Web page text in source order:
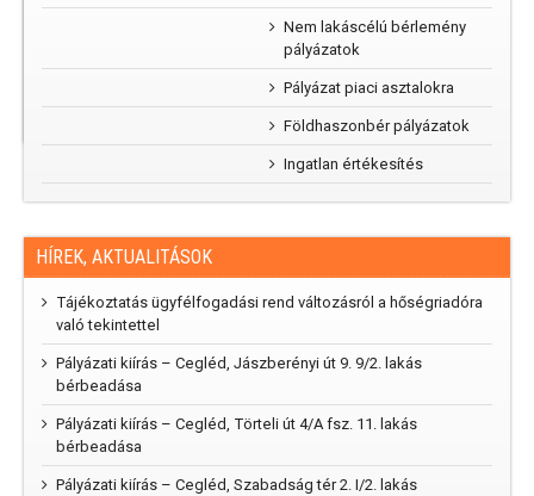
parkunk, mi
Nem lakáscélú bérlemény
pályázatok
Pályázat piaci asztalokra
Földhaszonbér pályázatok
Ingatlan értékesítés
HÍREK, AKTUALITÁSOK
Tájékoztatás ügyfélfogadási rend változásról a hőségriadóra
való tekintettel
Pályázati kiírás – Cegléd, Jászberényi út 9. 9/2. lakás
bérbeadása
Pályázati kiírás – Cegléd, Törteli út 4/A fsz. 11. lakás
bérbeadása
Pályázati kiírás – Cegléd, Szabadság tér 2. I/2. lakás